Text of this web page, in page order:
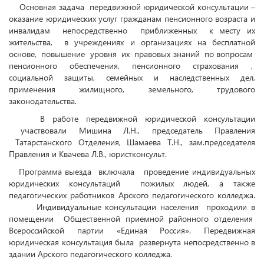
Основная задача передвижной юридической консультации –
оказание юридических услуг гражданам пенсионного возраста и
инвалидам
непосредственно приближенных
к месту их
жительства,
в учреждениях и организациях на бесплатной
основе, повышение уровня их правовых знаний по вопросам
пенсионного обеспечения, пенсионного страхования ,
социальной защиты, семейных и наследственных дел,
применения жилищного, земельного, трудового
законодательства.
В работе передвижной юридической консультации
участвовали Мишина Л.Н., председатель Правления
Татарстанского Отделения, Шамаева Т.Н., зам.председателя
Правления и Квачева Л.В., юристконсульт.
Программа выезда
включала
проведение индивидуальных
юридических консультаций
пожилых людей, а также
педагогических работников Арского педагогического колледжа.
Индивидуальные консультации населения
проходили в
помещении
Общественной приемной районного отделения
Всероссийской партии «Единая Россия». Передвижная
юридическая консультация была развернута непосредственно в
здании Арского педагогического колледжа.